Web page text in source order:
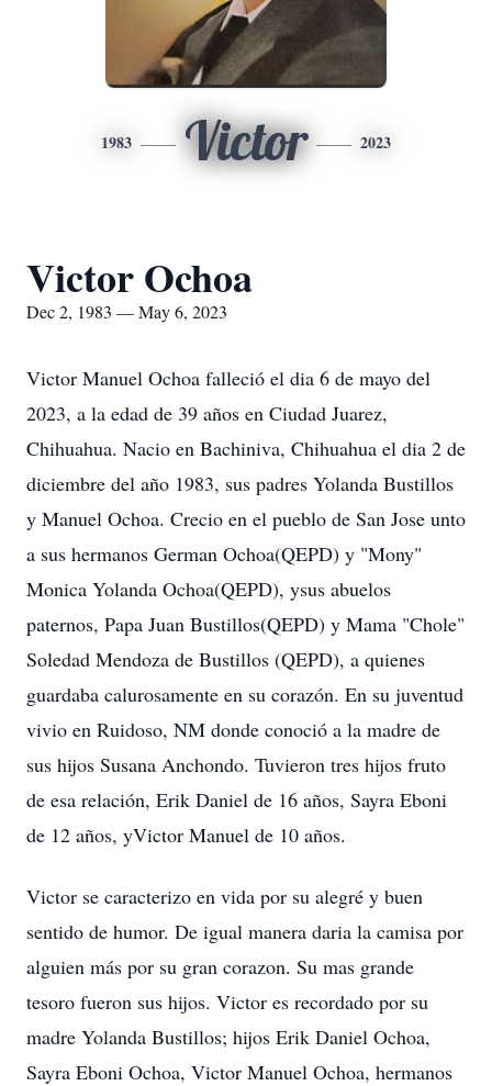
1983 Victor 2023
Victor Ochoa
Dec 2, 1983 — May 6, 2023
Victor Manuel Ochoa falleció el dia 6 de mayo del
2023, a la edad de 39 años en Ciudad Juarez,
Chihuahua. Nacio en Bachiniva, Chihuahua el dia 2 de
diciembre del año 1983, sus padres Yolanda Bustillos
y Manuel Ochoa. Crecio en el pueblo de San Jose unto
a sus hermanos German Ochoa(QEPD) y "Mony"
Monica Yolanda Ochoa(QEPD), ysus abuelos
paternos, Papa Juan Bustillos(QEPD) y Mama "Chole"
Soledad Mendoza de Bustillos (QEPD), a quienes
guardaba calurosamente en su corazón. En su juventud
vivio en Ruidoso, NM donde conoció a la madre de
sus hijos Susana Anchondo. Tuvieron tres hijos fruto
de esa relación, Erik Daniel de 16 años, Sayra Eboni
de 12 años, yVictor Manuel de 10 años.
Victor se caracterizo en vida por su alegré y buen
sentido de humor. De igual manera daria la camisa por
alguien más por su gran corazon. Su mas grande
tesoro fueron sus hijos. Victor es recordado por su
madre Yolanda Bustillos; hijos Erik Daniel Ochoa,
Sayra Eboni Ochoa, Victor Manuel Ochoa, hermanos